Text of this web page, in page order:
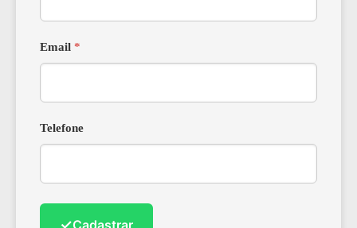
Email *
Telefone
✓Cadastrar